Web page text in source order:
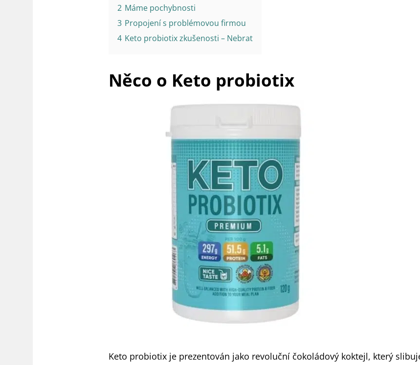
2 Máme pochybnosti
3 Propojení s problémovou firmou
4 Keto probiotix zkušenosti – Nebrat
Něco o Keto probiotix
Keto probiotix je prezentován jako revoluční čokoládový koktejl, který